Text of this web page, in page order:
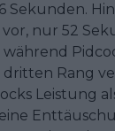
Sekunden.
nur 52
dritten Rang
Leistung